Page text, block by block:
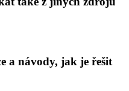
a návody, jak je řešit